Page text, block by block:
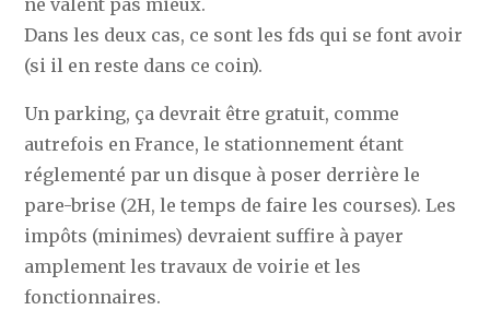
ne valent pas mieux.
Dans les deux cas, ce sont les fds qui se font avoir
(si il en reste dans ce coin).
Un parking, ça devrait être gratuit, comme
autrefois en France, le stationnement étant
réglementé par un disque à poser derrière le
pare-brise (2H, le temps de faire les courses). Les
impôts (minimes) devraient suffire à payer
amplement les travaux de voirie et les
fonctionnaires.